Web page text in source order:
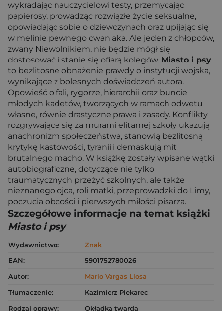
wykradając nauczycielowi testy, przemycając
papierosy, prowadząc rozwiązłe życie seksualne,
opowiadając sobie o dziewczynach oraz upijając się
w melinie pewnego cwaniaka. Ale jeden z chłopców,
zwany Niewolnikiem, nie będzie mógł się
dostosować i stanie się ofiarą kolegów. Miasto i psy
to bezlitosne obnażenie prawdy o instytucji wojska,
wynikające z bolesnych doświadczeń autora.
Opowieść o fali, rygorze, hierarchii oraz buncie
młodych kadetów, tworzących w ramach odwetu
własne, równie drastyczne prawa i zasady. Konflikty
rozgrywające się za murami elitarnej szkoły ukazują
anachronizm społeczeństwa, stanowią bezlitosną
krytykę kastowości, tyranii i demaskują mit
brutalnego macho. W książkę zostały wpisane wątki
autobiograficzne, dotyczące nie tylko
traumatycznych przeżyć szkolnych, ale także
nieznanego ojca, roli matki, przeprowadzki do Limy,
poczucia obcości i pierwszych miłości pisarza.
Szczegółowe informacje na temat książki
Miasto i psy
Wydawnictwo:
Znak
EAN:
5901752780026
Autor:
Mario Vargas Llosa
Tłumaczenie:
Kazimierz Piekarec
Rodzaj oprawy:
Okładka twarda